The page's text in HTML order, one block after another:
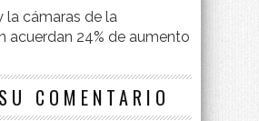
la cámaras de la
acuerdan 24% de aumento
COMENTARIO